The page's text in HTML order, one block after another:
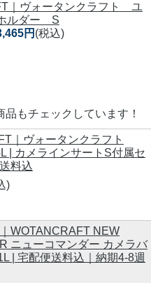
｜ヴォータンクラフト ユ
ルダー S
円 (税込)
もチェックしています！
｜ヴォータンクラフト
| カメラインサートS付属セ
料込
)
WOTANCRAFT NEW
ニューコマンダー カメラバ
| 宅配便送料込｜納期4-8週